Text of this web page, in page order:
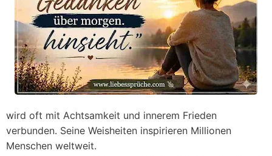
wird oft mit Achtsamkeit und innerem Frieden
verbunden. Seine Weisheiten inspirieren Millionen
Menschen weltweit.